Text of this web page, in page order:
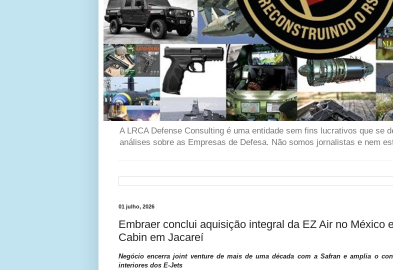
A LRCA Defense Consulting é uma entidade sem fins lucrativos que se
análises sobre as Empresas de Defesa. Não somos jornalistas e nem
01 julho, 2026
Embraer conclui aquisição integral da EZ Air no México
Cabin em Jacareí
Negócio encerra joint venture de mais de uma década com a Safran e amplia o
interiores dos E-Jets